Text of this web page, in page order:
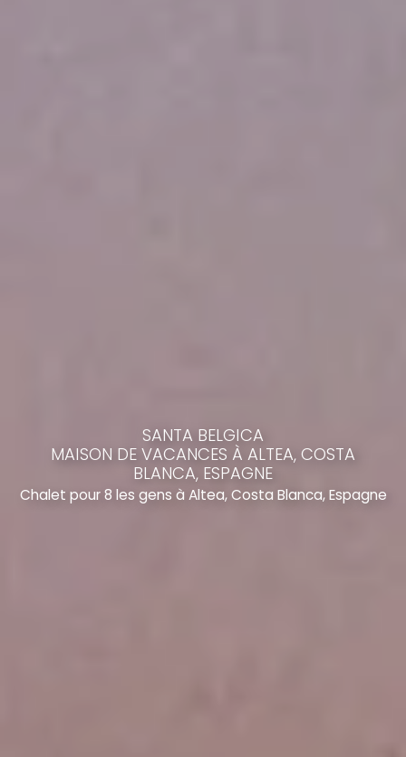
SANTA BELGICA
MAISON DE VACANCES À ALTEA, COSTA
BLANCA, ESPAGNE
Chalet pour 8 les gens à Altea, Costa Blanca, Espagne